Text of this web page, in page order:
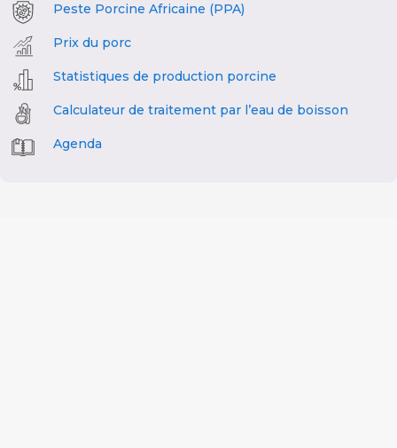
Peste Porcine Africaine (PPA)
Prix du porc
Statistiques de production porcine
Calculateur de traitement par l’eau de boisson
Agenda